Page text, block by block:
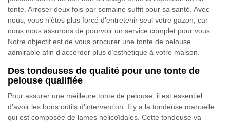
tonte. Arroser deux fois par semaine suffit pour sa santé. Avec
nous, vous n’êtes plus forcé d’entretenir seul votre gazon, car
nous nous assurons de pourvoir un service complet pour vous.
Notre objectif est de vous procurer une tonte de pelouse
admirable afin d’accorder plus d’esthétique à votre maison.
Des tondeuses de qualité pour une tonte de
pelouse qualifiée
Pour assurer une meilleure tonte de pelouse, il est essentiel
d'avoir les bons outils d'intervention. Il y a la tondeuse manuelle
qui est composée de lames hélicoïdales. Cette tondeuse va